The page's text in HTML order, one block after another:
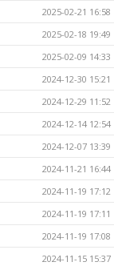
2025-02-21 16:58
2025-02-18 19:49
2025-02-09 14:33
2024-12-30 15:21
2024-12-29 11:52
2024-12-14 12:54
2024-12-07 13:39
2024-11-21 16:44
2024-11-19 17:12
2024-11-19 17:11
2024-11-19 17:08
2024-11-15 15:37